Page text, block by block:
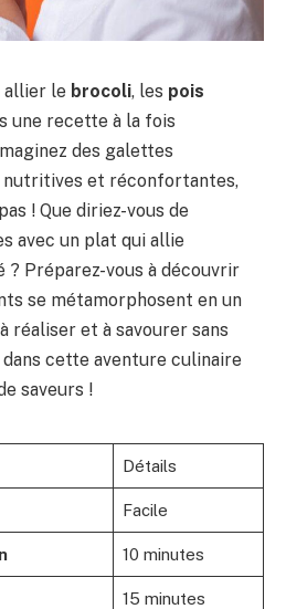
allier le brocoli, les pois
une recette à la fois
des galettes
et réconfortantes,
! Que diriez-vous de
avec un plat qui allie
Préparez-vous à découvrir
se métamorphosent en un
réaliser et à savourer sans
cette aventure culinaire
saveurs !
Détails
Facile
10 minutes
15 minutes